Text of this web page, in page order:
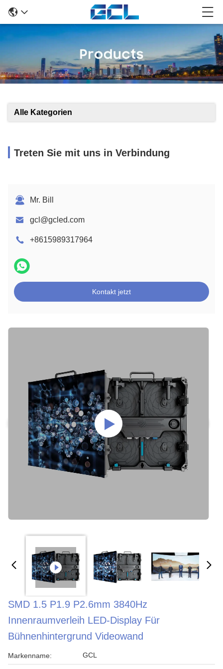
Alle Kategorien
Treten Sie mit uns in Verbindung
Mr. Bill
gcl@gcled.com
+8615989317964
Kontakt jetzt
SMD 1.5 P1.9 P2.6mm 3840Hz
Innenraumverleih LED-Display Für
Bühnenhintergrund Videowand
Markenname: GCL